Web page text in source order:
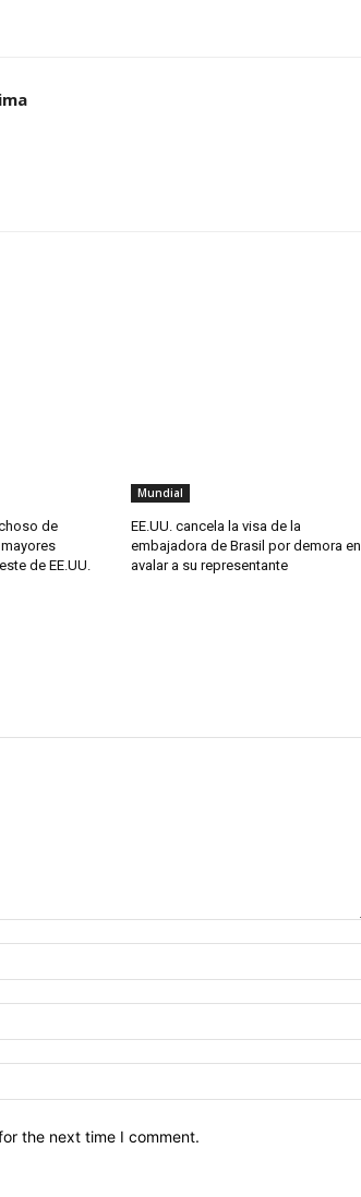
de
de EE.UU.
Mundial
EE.UU. cancela la visa de la
embajadora de Brasil por demora en
avalar a su representante
the next time I comment.